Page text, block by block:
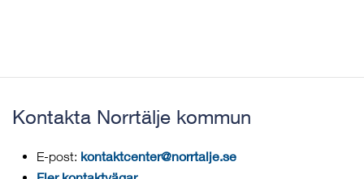
Kontakta Norrtälje kommun
E-post: kontaktcenter@norrtalje.se